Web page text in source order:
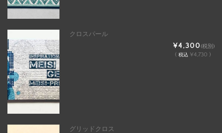
クロスパール
¥4,300(税別)
( 税込 ¥4,730 )
グリッドクロス